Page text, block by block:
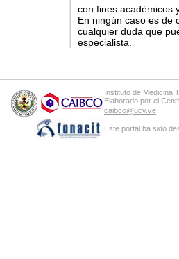
con fines académicos
En ningún caso es de
cualquier duda que
especialista.
Instituto de Medicina
Elaborado por el
caibco@ucv.ve
Este portal ha sido